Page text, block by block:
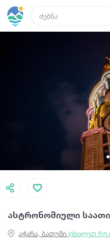
რა ვნახოთ
გიდები
ასტრონომიული საათი
აჭარა, ბათუმი (იხილეთ